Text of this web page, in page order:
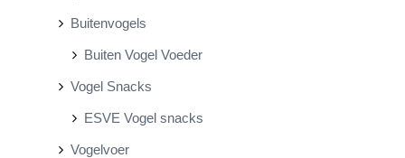
Buitenvogels
Buiten Vogel Voeder
Vogel Snacks
ESVE Vogel snacks
Vogelvoer